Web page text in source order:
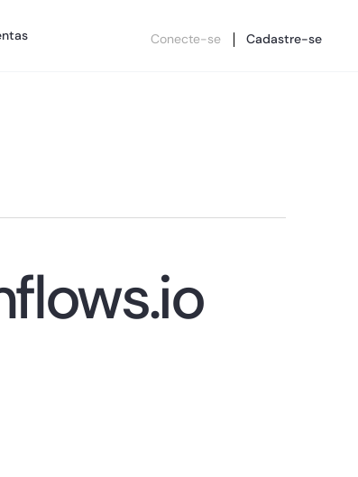
Conecte-se Cadastre-se